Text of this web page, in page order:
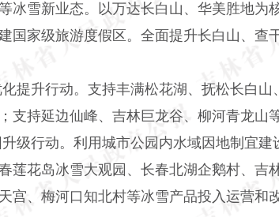
冰雪新业态。以万达长白山、华美胜地
国家级旅游度假区。全面提升长白山、
升行动。支持丰满松花湖、抚松长白山
支持延边仙峰、吉林巨龙谷、柳河青龙山
行动。利用城市公园内水域因地制宜建
莲花岛冰雪大观园、长春北湖企鹅村、
宫、梅河口知北村等冰雪产品投入运营